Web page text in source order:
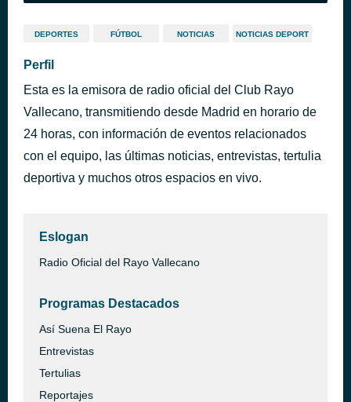
DEPORTES FÚTBOL NOTICIAS NOTICIAS DEPORT
Perfil
Esta es la emisora de radio oficial del Club Rayo
Vallecano, transmitiendo desde Madrid en horario de
24 horas, con información de eventos relacionados
con el equipo, las últimas noticias, entrevistas, tertulia
deportiva y muchos otros espacios en vivo.
Eslogan
Radio Oficial del Rayo Vallecano
Programas Destacados
Así Suena El Rayo
Entrevistas
Tertulias
Reportajes